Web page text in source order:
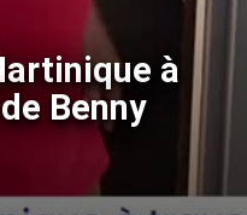
à
Benny